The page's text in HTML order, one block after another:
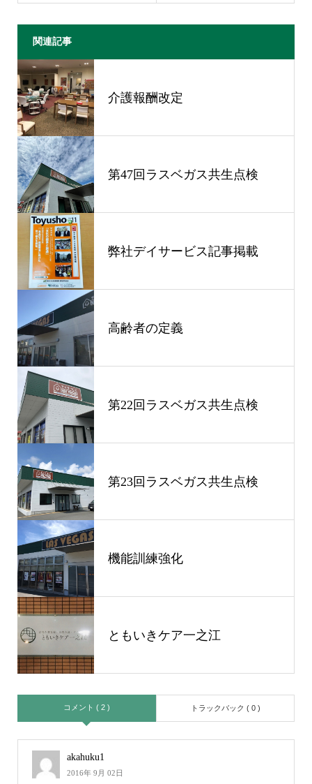
関連記事
介護報酬改定
第47回ラスベガス共生点検
弊社デイサービス記事掲載
高齢者の定義
第22回ラスベガス共生点検
第23回ラスベガス共生点検
機能訓練強化
ともいきケア一之江
コメント ( 2 ) トラックバック ( 0 )
akahuku1
2016年 9月 02日